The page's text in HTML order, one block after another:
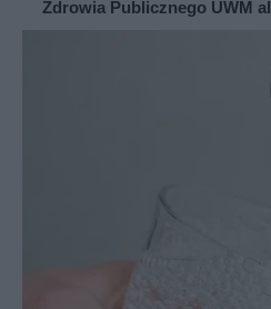
Zdrowia Publicznego UWM